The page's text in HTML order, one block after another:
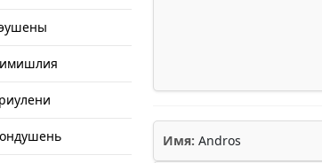
Имя: Andros